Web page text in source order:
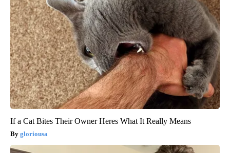
If a Cat Bites Their Owner Heres What It Really Means
gloriousa